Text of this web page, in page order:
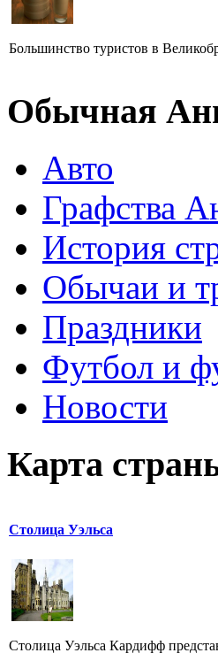
Большинство туристов в
Обычная
Авто
Графства
История
Обычаи и
Праздники
Футбол и
Новости
Карта
Столица Уэльса
Столица Уэльса Кардифф